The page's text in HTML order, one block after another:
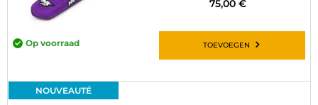
75,00 €
Op voorraad TOEVOEGEN
NOUVEAUTÉ